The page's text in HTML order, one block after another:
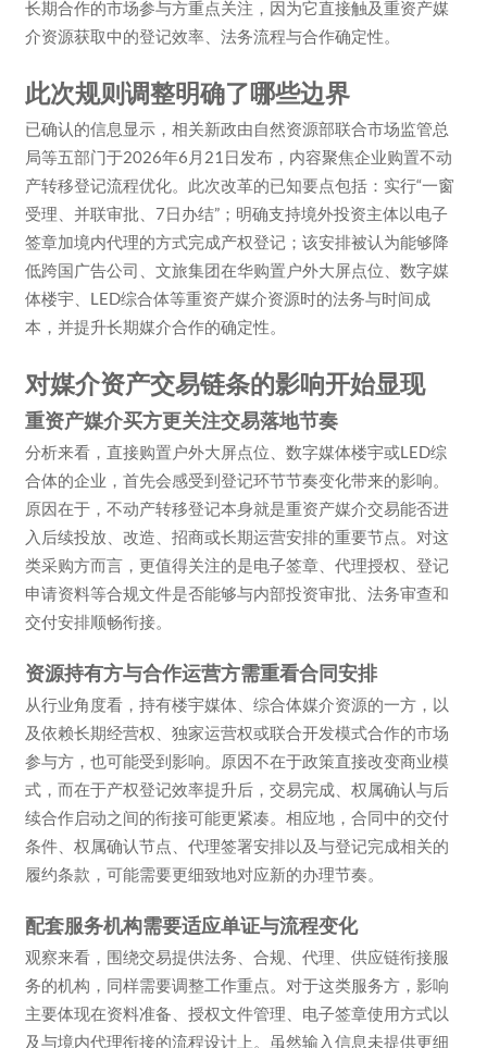
长期合作的市场参与方重点关注，因为它直接触及重资产媒
介资源获取中的登记效率、法务流程与合作确定性。
此次规则调整明确了哪些边界
已确认的信息显示，相关新政由自然资源部联合市场监管总
局等五部门于2026年6月21日发布，内容聚焦企业购置不动
产转移登记流程优化。此次改革的已知要点包括：实行“一窗
受理、并联审批、7日办结”；明确支持境外投资主体以电子
签章加境内代理的方式完成产权登记；该安排被认为能够降
低跨国广告公司、文旅集团在华购置户外大屏点位、数字媒
体楼宇、LED综合体等重资产媒介资源时的法务与时间成
本，并提升长期媒介合作的确定性。
对媒介资产交易链条的影响开始显现
重资产媒介买方更关注交易落地节奏
分析来看，直接购置户外大屏点位、数字媒体楼宇或LED综
合体的企业，首先会感受到登记环节节奏变化带来的影响。
原因在于，不动产转移登记本身就是重资产媒介交易能否进
入后续投放、改造、招商或长期运营安排的重要节点。对这
类采购方而言，更值得关注的是电子签章、代理授权、登记
申请资料等合规文件是否能够与内部投资审批、法务审查和
交付安排顺畅衔接。
资源持有方与合作运营方需重看合同安排
从行业角度看，持有楼宇媒体、综合体媒介资源的一方，以
及依赖长期经营权、独家运营权或联合开发模式合作的市场
参与方，也可能受到影响。原因不在于政策直接改变商业模
式，而在于产权登记效率提升后，交易完成、权属确认与后
续合作启动之间的衔接可能更紧凑。相应地，合同中的交付
条件、权属确认节点、代理签署安排以及与登记完成相关的
履约条款，可能需要更细致地对应新的办理节奏。
配套服务机构需要适应单证与流程变化
观察来看，围绕交易提供法务、合规、代理、供应链衔接服
务的机构，同样需要调整工作重点。对于这类服务方，影响
主要体现在资料准备、授权文件管理、电子签章使用方式以
及与境内代理衔接的流程设计上。虽然输入信息未提供更细